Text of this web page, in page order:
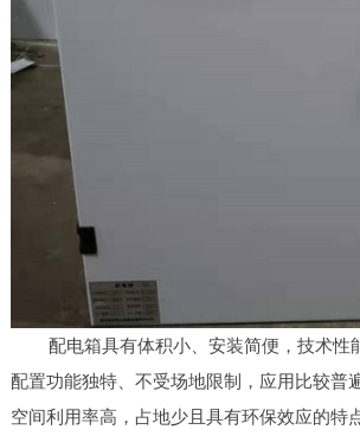
配电箱具有体积小、安装简便，技术性
配置功能独特、不受场地限制，应用比较普
空间利用率高，占地少且具有环保效应的特